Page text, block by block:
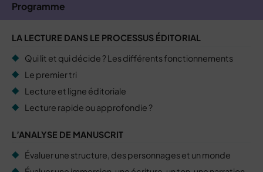
Programme
LA LECTURE DANS LE PROCESSUS ÉDITORIAL
Qui lit et qui décide ? Les différents fonctionnements
Le premier tri
Lecture et ligne éditoriale
Lecture rapide ou approfondie ?
L’ANALYSE DE MANUSCRIT
Évaluer une structure, des personnages et un monde